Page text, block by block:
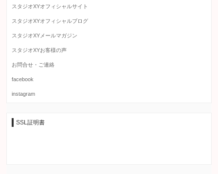
スタジオXYオフィシャルサイト
スタジオXYオフィシャルブログ
スタジオXYメールマガジン
スタジオXYお客様の声
お問合せ・ご連絡
facebook
instagram
SSL証明書